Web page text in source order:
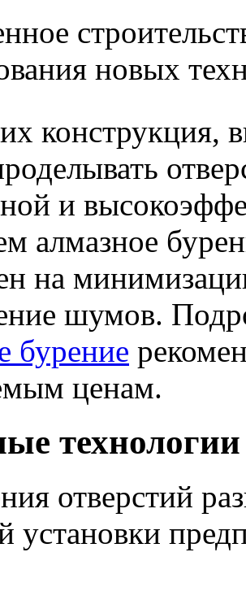
новых
конструкция,
и
алмазное
на
шумов.
бурение
ценам.
отверстий
установки